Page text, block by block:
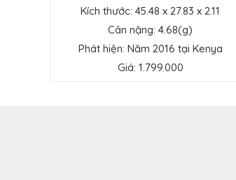
Kích thước: 45.48 x 27.83 x 2.11
Cân nặng: 4.68(g)
Phát hiện: Năm 2016 tại Kenya
Giá: 1.799.000